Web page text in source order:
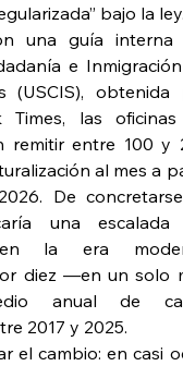
bajo la ley.
una guía interna
e
(USCIS), obtenida
Times, las
remitir entre 100 y
al mes a
De
una escalada
en la era
diez —en un solo
anual de
2017 y 2025.
el cambio: en casi